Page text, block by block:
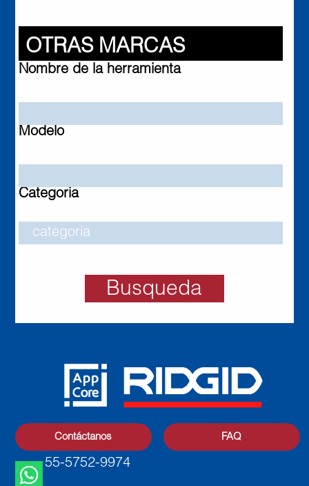
Otras Marcas
OTRAS MARCAS
Nombre de la herramienta
Modelo
Categoria
Busqueda
Contáctanos FAQ
55-5752-9974